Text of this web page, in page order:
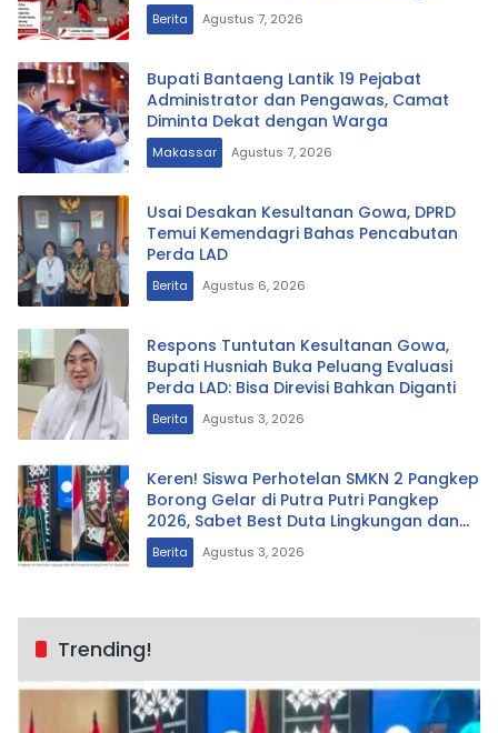
Berita Agustus 7, 2026
Bupati Bantaeng Lantik 19 Pejabat
Administrator dan Pengawas, Camat
Diminta Dekat dengan Warga
Makassar Agustus 7, 2026
Usai Desakan Kesultanan Gowa, DPRD
Temui Kemendagri Bahas Pencabutan
Perda LAD
Berita Agustus 6, 2026
Respons Tuntutan Kesultanan Gowa,
Bupati Husniah Buka Peluang Evaluasi
Perda LAD: Bisa Direvisi Bahkan Diganti
Berita Agustus 3, 2026
Keren! Siswa Perhotelan SMKN 2 Pangkep
Borong Gelar di Putra Putri Pangkep
2026, Sabet Best Duta Lingkungan dan
Fotogenik
Berita Agustus 3, 2026
Trending!